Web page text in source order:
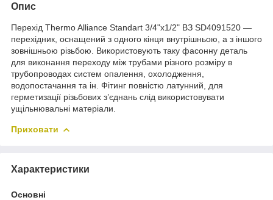
Опис
Перехід Thermo Alliance Standart 3/4"х1/2" ВЗ SD4091520 —
перехідник, оснащений з одного кінця внутрішньою, а з іншого
зовнішньою різьбою. Використовують таку фасонну деталь
для виконання переходу між трубами різного розміру в
трубопроводах систем опалення, охолодження,
водопостачання та ін. Фітинг повністю латунний, для
герметизації різьбових з’єднань слід використовувати
ущільнювальні матеріали.
Приховати
Характеристики
Основні